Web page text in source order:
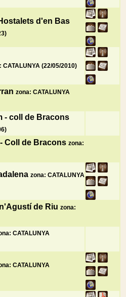
d'en Bas
CATALUNYA (22/05/2010)
zona: CATALUNYA
- coll de Bracons
Coll de Bracons zona:
zona: CATALUNYA
de Riu zona:
CATALUNYA
CATALUNYA